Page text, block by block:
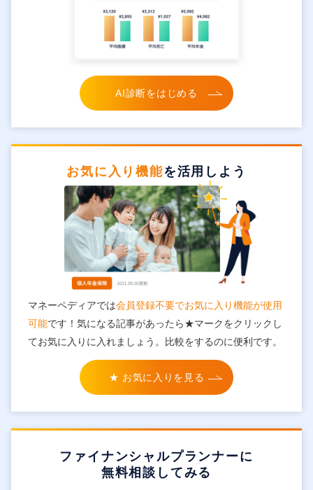
AI診断をはじめる
お気に入り機能を活用しよう
マネーペディアでは会員登録不要でお気に入り機能が使用
可能です！気になる記事があったら★マークをクリックし
てお気に入りに入れましょう。比較をするのに便利です。
★ お気に入りを見る
ファイナンシャルプランナーに
無料相談してみる